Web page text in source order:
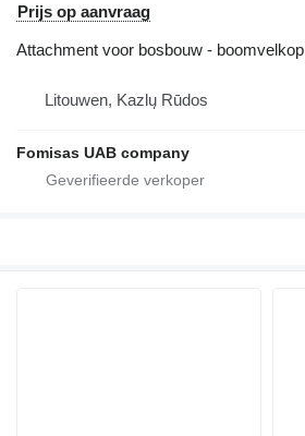
Prijs op aanvraag
Attachment voor bosbouw - boomvelkop
Litouwen, Kazlų Rūdos
Fomisas UAB company